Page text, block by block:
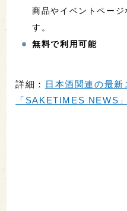
商品やイベントペー
す。
無料で利用可能
詳細：
日本酒関連の最新
「SAKETIMES NEWS